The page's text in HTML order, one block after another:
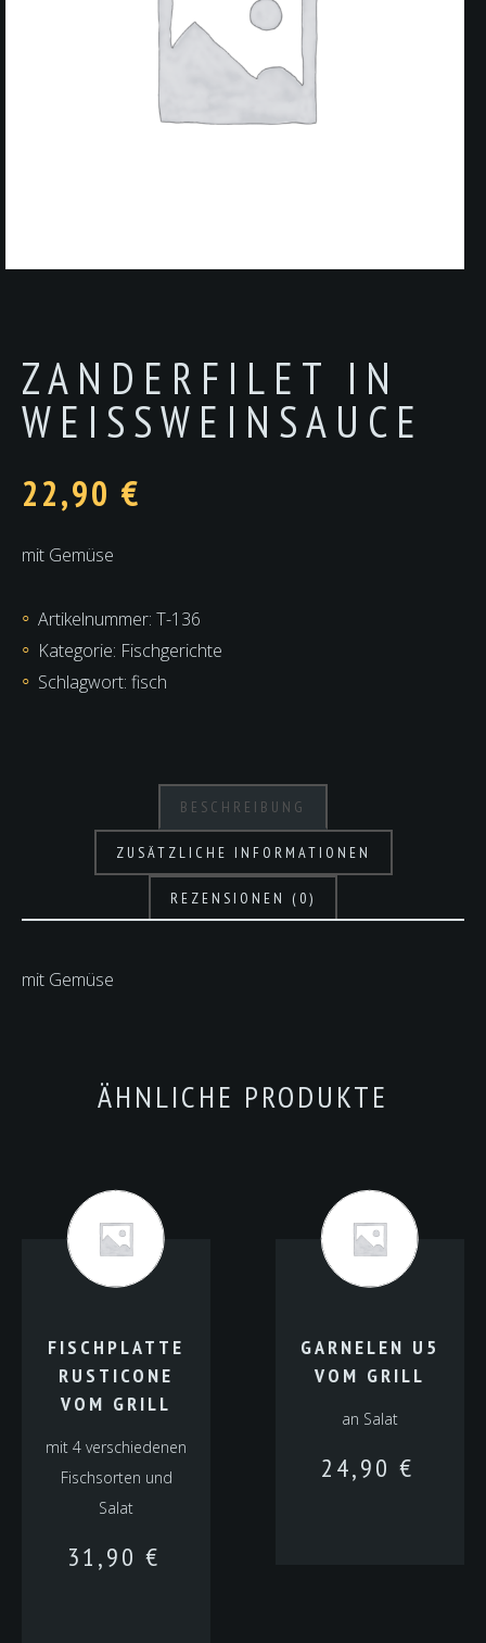
ZANDERFILET IN
WEISSWEINSAUCE
22,90 €
mit Gemüse
Artikelnummer: T-136
Kategorie: Fischgerichte
Schlagwort: fisch
BESCHREIBUNG
ZUSÄTZLICHE INFORMATIONEN
REZENSIONEN (0)
mit Gemüse
ÄHNLICHE PRODUKTE
FISCHPLATTE
RUSTICONE
VOM GRILL
mit 4 verschiedenen
Fischsorten und
Salat
31,90 €
GARNELEN U5
VOM GRILL
an Salat
24,90 €